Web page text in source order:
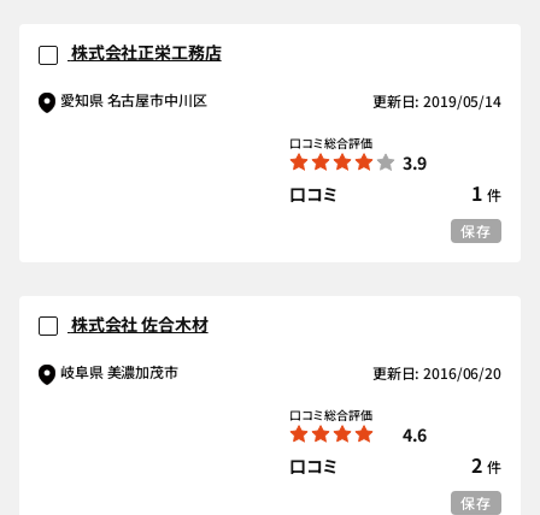
株式会社正栄工務店
愛知県 名古屋市中川区 更新日: 2019/05/14
口コミ総合評価
3.9
口コミ
1 件
保存
株式会社 佐合木材
岐阜県 美濃加茂市 更新日: 2016/06/20
口コミ総合評価
4.6
口コミ
2 件
保存